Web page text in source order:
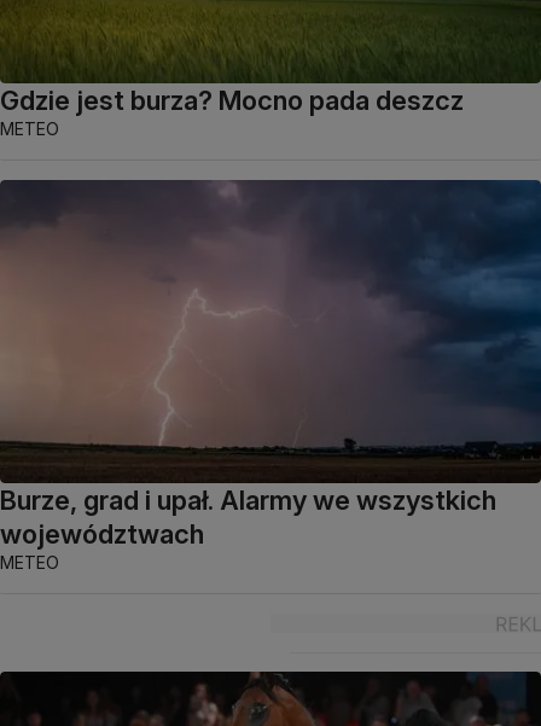
Gdzie jest burza? Mocno pada deszcz
METEO
Burze, grad i upał. Alarmy we wszystkich
województwach
METEO